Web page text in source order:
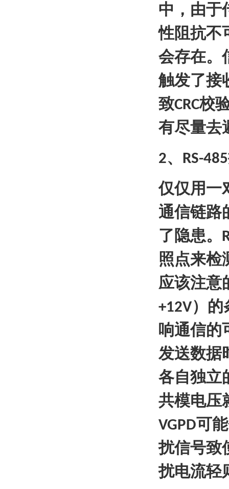
中，由于
性阻抗不
会存在。
触发了接
致CRC校
有尽量去
2、 RS-485
仅仅用一
通信链路
了隐患。
照点来检
应该注意
+12V）的
响通信的
发送数据
各自独立
共模电压
VGPD可
扰信号致
扰电流轻